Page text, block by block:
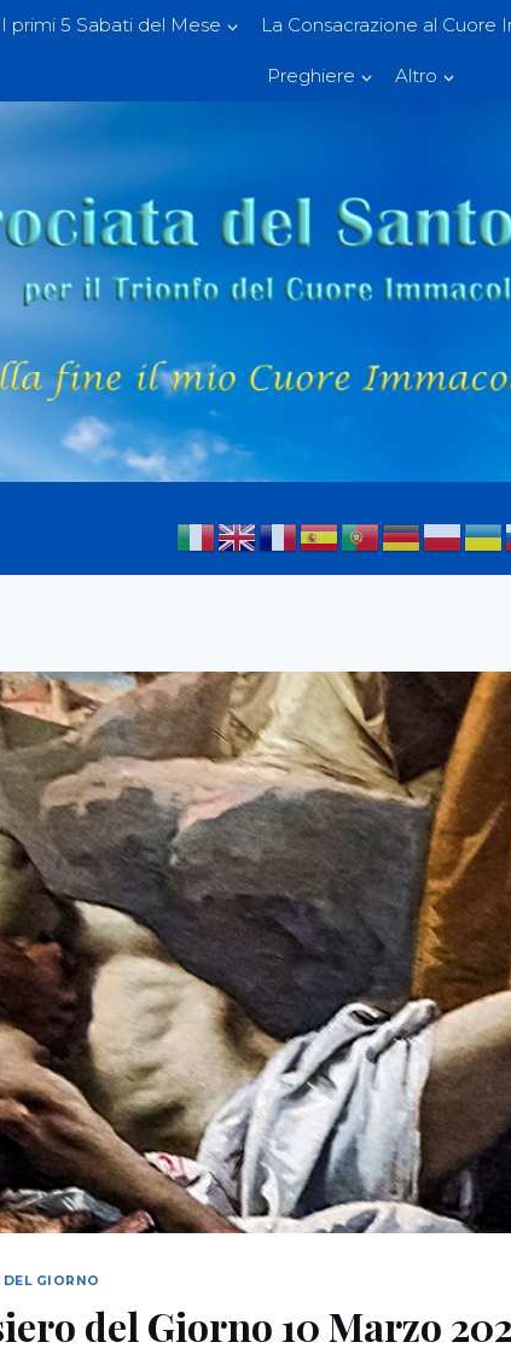
I primi 5 Sabati del Mese La Consacrazione al Cuore
Preghiere Altro
GIORNO
del Giorno 10 Marzo